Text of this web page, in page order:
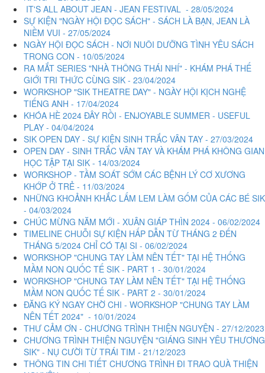
IT'S ALL ABOUT JEAN - JEAN FESTIVAL - 28/05/2024
SỰ KIỆN "NGÀY HỘI ĐỌC SÁCH" - SÁCH LÀ BẠN, JEAN LÀ
NIỀM VUI - 27/05/2024
NGÀY HỘI ĐỌC SÁCH - NƠI NUÔI DƯỠNG TÌNH YÊU SÁCH
TRONG CON - 10/05/2024
RA MẮT SERIES "NHÀ THÔNG THÁI NHÍ" - KHÁM PHÁ THẾ
GIỚI TRI THỨC CÙNG SIK - 23/04/2024
WORKSHOP "SIK THEATRE DAY" - NGÀY HỘI KỊCH NGHỆ
TIẾNG ANH - 17/04/2024
KHÓA HÈ 2024 ĐÂY RỒI - ENJOYABLE SUMMER - USEFUL
PLAY - 04/04/2024
SIK OPEN DAY - SỰ KIỆN SINH TRẮC VÂN TAY - 27/03/2024
OPEN DAY - SINH TRẮC VÂN TAY VÀ KHÁM PHÁ KHÔNG GIAN
HỌC TẬP TẠI SIK - 14/03/2024
WORKSHOP - TẦM SOÁT SỚM CÁC BỆNH LÝ CƠ XƯƠNG
KHỚP Ở TRẺ - 11/03/2024
NHỮNG KHOẢNH KHẮC LẤM LEM LÀM GỐM CỦA CÁC BÉ SIK
- 04/03/2024
CHÚC MỪNG NĂM MỚI - XUÂN GIÁP THÌN 2024 - 06/02/2024
TIMELINE CHUỖI SỰ KIỆN HẤP DẪN TỪ THÁNG 2 ĐẾN
THÁNG 5/2024 CHỈ CÓ TẠI SI - 06/02/2024
WORKSHOP "CHUNG TAY LÀM NÊN TẾT" TẠI HỆ THỐNG
MẦM NON QUỐC TẾ SIK - PART 1 - 30/01/2024
WORKSHOP "CHUNG TAY LÀM NÊN TẾT" TẠI HỆ THỐNG
MẦM NON QUỐC TẾ SIK - PART 2 - 30/01/2024
ĐĂNG KÝ NGAY CHỜ CHI - WORKSHOP "CHUNG TAY LÀM
NÊN TẾT 2024" - 10/01/2024
THƯ CẢM ƠN - CHƯƠNG TRÌNH THIỆN NGUYỆN - 27/12/2023
CHƯƠNG TRÌNH THIỆN NGUYỆN "GIÁNG SINH YÊU THƯƠNG
SIK" - NỤ CƯỜI TỪ TRÁI TIM - 21/12/2023
THÔNG TIN CHI TIẾT CHƯƠNG TRÌNH ĐI TRAO QUÀ THIỆN